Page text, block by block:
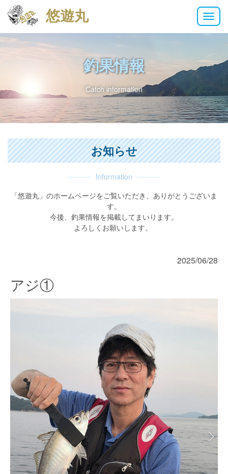
M
e
u
悠遊丸
釣果情報
Catch information
お知らせ
Information
「悠遊丸」のホームページをご覧いただき、ありがとうございま
す。
今後、釣果情報を掲載してまいります。
よろしくお願いします。
2025/06/28
アジ①